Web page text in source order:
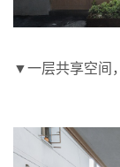
▼一层共享空间